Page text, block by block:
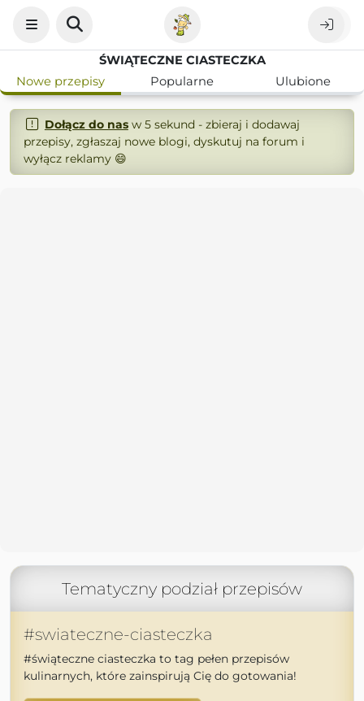
ŚWIĄTECZNE CIASTECZKA
Nowe przepisy
Popularne Ulubione
Dołącz do nasw 5 sekund - zbieraj i dodawaj
przepisy, zgłaszaj nowe blogi, dyskutuj na forum i
wyłącz reklamy 😄
Tematyczny podział przepisów
#swiateczne-ciasteczka
#świąteczne ciasteczka to tag pełen przepisów
kulinarnych, które zainspirują Cię do gotowania!